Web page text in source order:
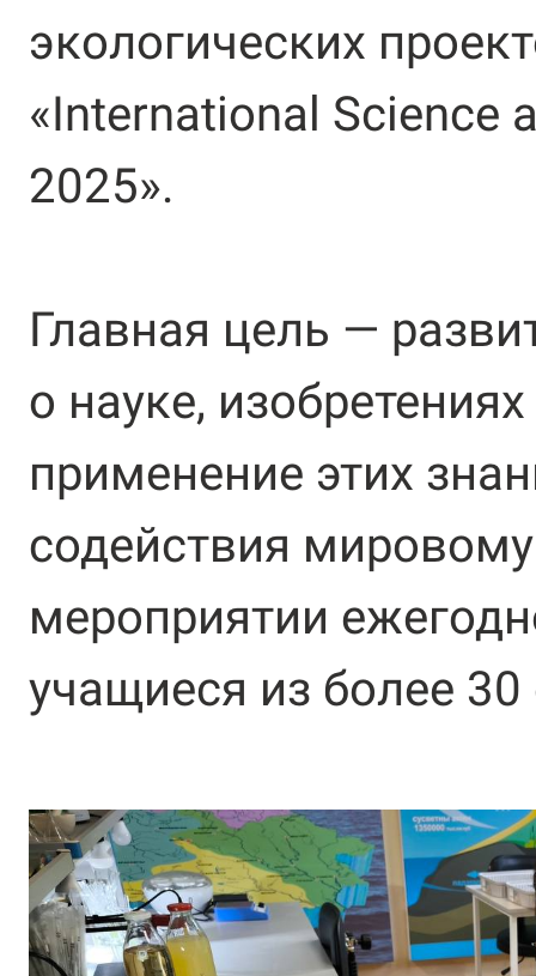
экологических
«International Science
2025».
Главная цель —
о науке,
применение этих
содействия
мероприятии
учащиеся из более